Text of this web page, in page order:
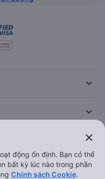
keyboard_arrow_down
keyboard_arrow_down
keyboard_arrow_down
close
động ổn định. Bạn có thể
bất kỳ lúc nào trong phần
Chính sách Cookie.